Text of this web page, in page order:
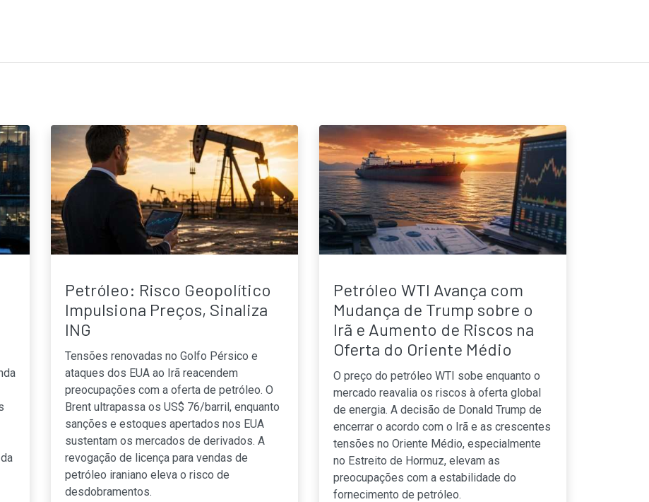
Petróleo: Risco Geopolítico
Impulsiona Preços, Sinaliza
ING
Tensões renovadas no Golfo Pérsico e
ataques dos EUA ao Irã reacendem
preocupações com a oferta de petróleo. O
Brent ultrapassa os US$ 76/barril, enquanto
sanções e estoques apertados nos EUA
sustentam os mercados de derivados. A
revogação de licença para vendas de
petróleo iraniano eleva o risco de
desdobramentos.
Petróleo WTI Avança com
Mudança de Trump sobre o
Irã e Aumento de Riscos na
Oferta do Oriente Médio
O preço do petróleo WTI sobe enquanto o
mercado reavalia os riscos à oferta global
de energia. A decisão de Donald Trump de
encerrar o acordo com o Irã e as crescentes
tensões no Oriente Médio, especialmente
no Estreito de Hormuz, elevam as
preocupações com a estabilidade do
fornecimento de petróleo.